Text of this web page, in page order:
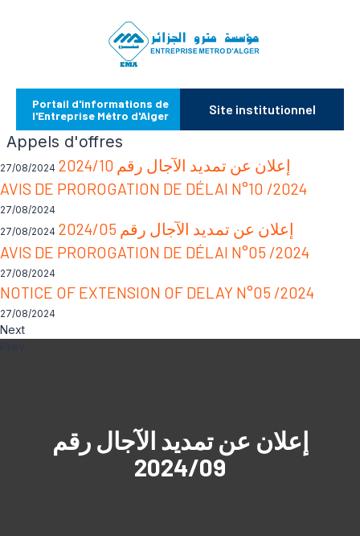
Portail d'informations de
l'Entreprise Métro d'Alger
Site institutionnel
Appels d'offres
إعلان عن تمديد الآجال رقم 2024/10
27/08/2024
AVIS DE PROROGATION DE DÉLAI N°10 /2024
27/08/2024
إعلان عن تمديد الآجال رقم 2024/05 27/08/2024
AVIS DE PROROGATION DE DÉLAI N°05 /2024
27/08/2024
NOTICE OF EXTENSION OF DELAY N°05 /2024
27/08/2024
Next
إعلان عن تمديد الآجال رقم
2024/09